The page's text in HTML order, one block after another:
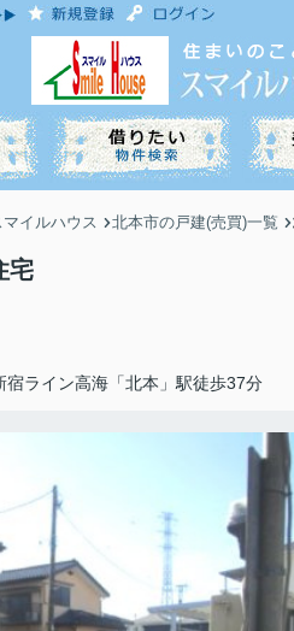
イルハウス 北本市の戸建(売買)一覧
宅
宿ライン高海「北本」駅徒歩37分